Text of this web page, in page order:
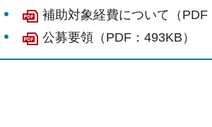
補助対象経費について（PDF
公募要領（PDF：493KB）